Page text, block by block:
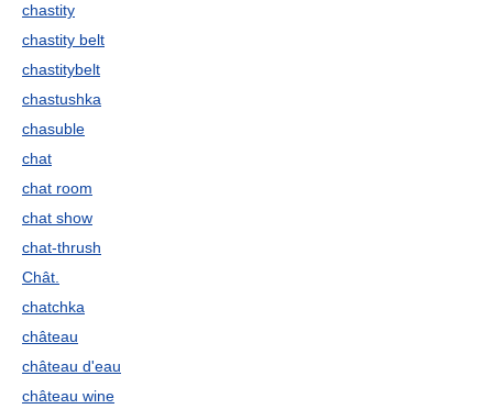
chastity
chastity belt
chastitybelt
chastushka
chasuble
chat
chat room
chat show
chat-thrush
Chât.
chatchka
château
château d'eau
château wine